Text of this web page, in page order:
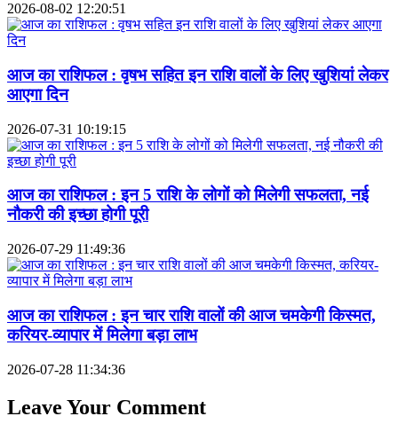
2026-08-02 12:20:51
आज का राशिफल : वृषभ सहित इन राशि वालों के लिए खुशियां लेकर
आएगा दिन
2026-07-31 10:19:15
आज का राशिफल : इन 5 राशि के लोगों को मिलेगी सफलता, नई
नौकरी की इच्छा होगी पूरी
2026-07-29 11:49:36
आज का राशिफल : इन चार राशि वालों की आज चमकेगी किस्मत,
करियर-व्यापार में मिलेगा बड़ा लाभ
2026-07-28 11:34:36
Leave Your Comment